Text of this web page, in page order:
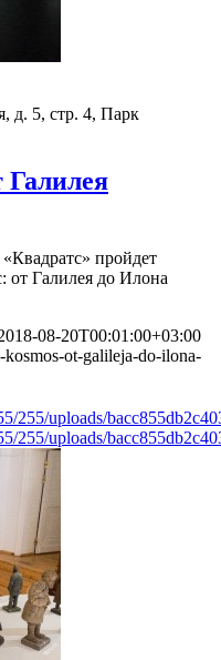
д. 5, стр. 4, Парк
Галилея
пройдет
от Галилея до Илона
08-20T00:01:00+03:00
ot-galileja-do-ilona-
255/uploads/
255/uploads/